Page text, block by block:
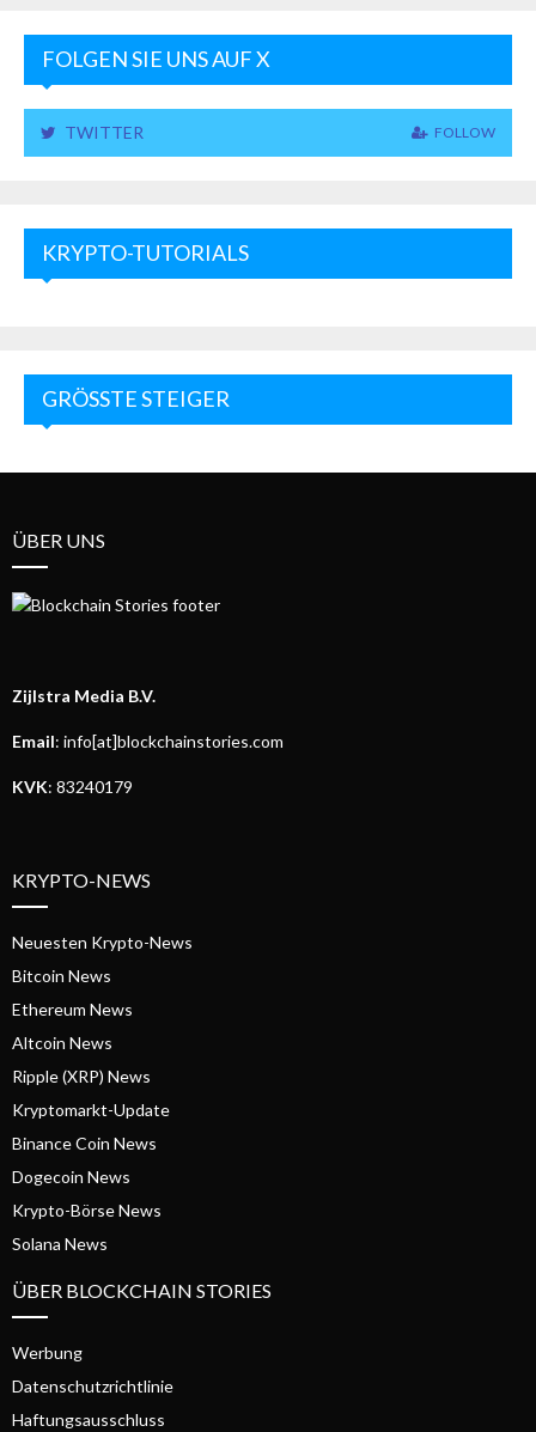
FOLGEN SIE UNS AUF X
TWITTER FOLLOW
KRYPTO-TUTORIALS
GRÖSSTE STEIGER
ÜBER UNS
Zijlstra Media B.V.
Email: info[at]blockchainstories.com
KVK: 83240179
KRYPTO-NEWS
Neuesten Krypto-News
Bitcoin News
Ethereum News
Altcoin News
Ripple (XRP) News
Kryptomarkt-Update
Binance Coin News
Dogecoin News
Krypto-Börse News
Solana News
ÜBER BLOCKCHAIN STORIES
Werbung
Datenschutzrichtlinie
Haftungsausschluss